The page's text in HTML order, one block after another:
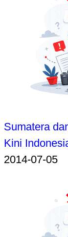
Sumatera
Kini
2014-07-05